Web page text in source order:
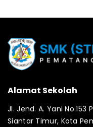
Alamat Sekolah
Jl. Jend. A. Yani
Siantar Timur, Kota